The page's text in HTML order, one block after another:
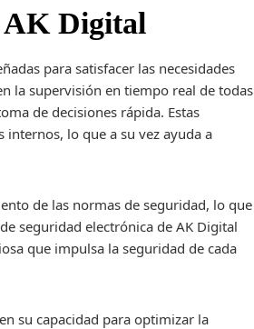
AK Digital
para satisfacer las necesidades
la supervisión en tiempo real de todas
de decisiones rápida. Estas
lo que a su vez ayuda a
de las normas de seguridad, lo que
seguridad electrónica de AK Digital
que impulsa la seguridad de cada
su capacidad para optimizar la